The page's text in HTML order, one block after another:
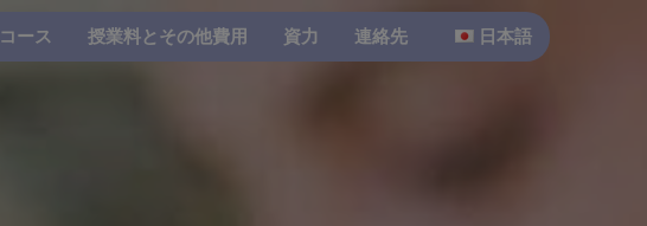
コース 授業料とその他費用 資力 連絡先 日本語